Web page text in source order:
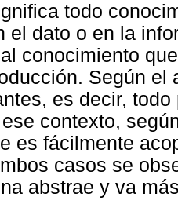
todo
el dato o en la
conocimiento
Según el
es decir,
contexto,
es fácilmente
casos se
abstrae y va